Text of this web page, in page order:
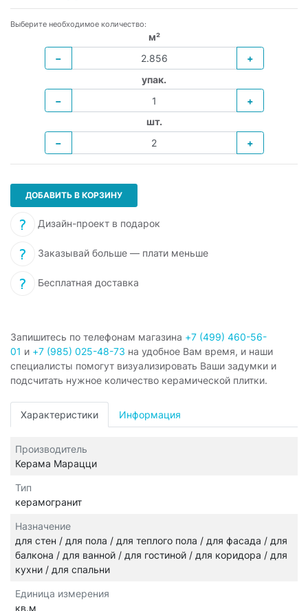
Выберите необходимое количество:
м²
−
+
упак.
−
+
шт.
−
+
ДОБАВИТЬ В КОРЗИНУ
Дизайн-проект в подарок
Заказывай больше — плати меньше
Бесплатная доставка
Запишитесь по телефонам магазина +7 (499) 460-56-
01 и +7 (985) 025-48-73 на удобное Вам время, и наши
специалисты помогут визуализировать Ваши задумки и
подсчитать нужное количество керамической плитки.
Характеристики Информация
Производитель
Керама Марацци
Тип
керамогранит
Назначение
для стен / для пола / для теплого пола / для фасада / для
балкона / для ванной / для гостиной / для коридора / для
кухни / для спальни
Единица измерения
кв.м